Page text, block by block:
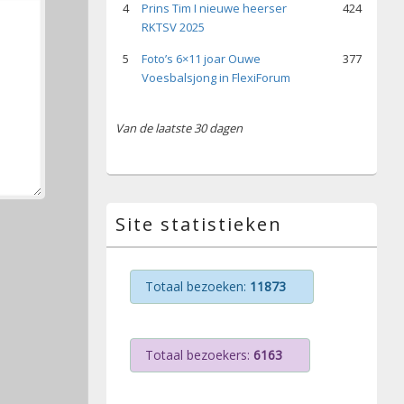
4
Prins Tim I nieuwe heerser
RKTSV 2025
424
5
Foto’s 6×11 joar Ouwe
Voesbalsjong in FlexiForum
377
Van de laatste 30 dagen
Site statistieken
Totaal bezoeken: 11873
Totaal bezoekers: 6163